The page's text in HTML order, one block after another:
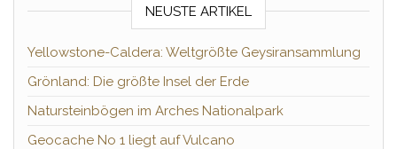
NEUSTE ARTIKEL
Yellowstone-Caldera: Weltgrößte Geysiransammlung
Grönland: Die größte Insel der Erde
Natursteinbögen im Arches Nationalpark
Geocache No 1 liegt auf Vulcano